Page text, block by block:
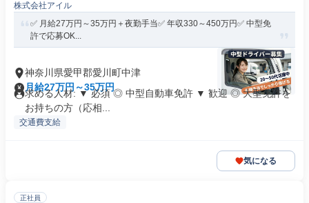
株式会社アイル
✅️ 月給27万円～35万円＋夜勤手当✅️ 年収330～450万円✅️ 中型免
許で応募OK...
神奈川県愛甲郡愛川町中津
月給27万円～35万円
求める人材: ▼ 必須 ◎ 中型自動車免許 ▼ 歓迎 ◎ 大型免許を
お持ちの方（応相...
交通費支給
気になる
正社員